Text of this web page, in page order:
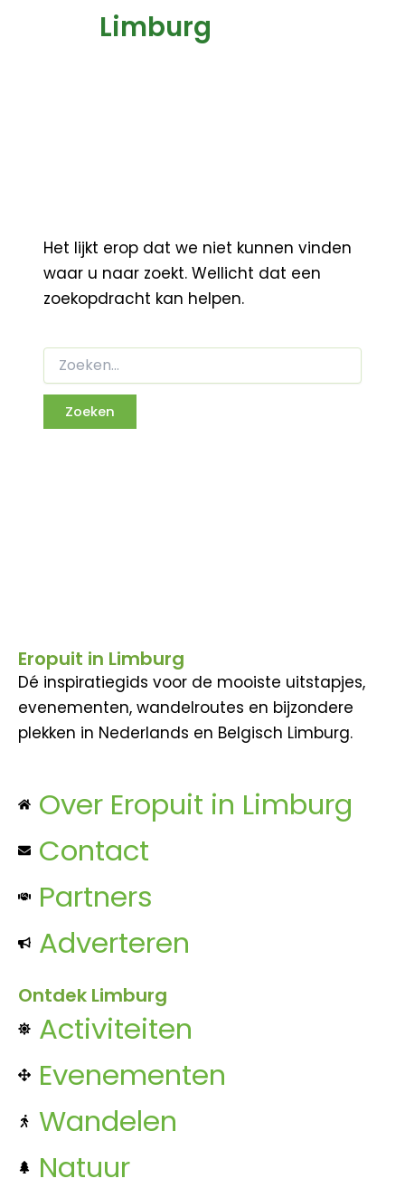
Limburg
Het lijkt erop dat we niet kunnen vinden
waar u naar zoekt. Wellicht dat een
zoekopdracht kan helpen.
Eropuit in Limburg
Dé inspiratiegids voor de mooiste uitstapjes,
evenementen, wandelroutes en bijzondere
plekken in Nederlands en Belgisch Limburg.
Over Eropuit in Limburg
Contact
Partners
Adverteren
Ontdek Limburg
Activiteiten
Evenementen
Wandelen
Natuur